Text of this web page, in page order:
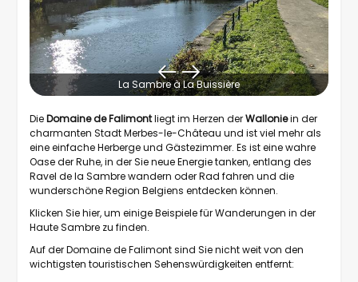
La Sambre à La Buissière
DieDomaine de Falimontliegt im Herzen derWalloniein der
charmanten Stadt Merbes-le-Château und ist viel mehr als
eine einfache Herberge und Gästezimmer. Es ist eine wahre
Oase der Ruhe, in der Sie neue Energie tanken, entlang des
Ravel de la Sambre wandern oder Rad fahren und die
wunderschöne Region Belgiens entdecken können.
Klicken Sie hier, um einige Beispiele für Wanderungen in der
Haute Sambre zu finden.
Auf der Domaine de Falimont sind Sie nicht weit von den
wichtigsten touristischen Sehenswürdigkeiten entfernt: